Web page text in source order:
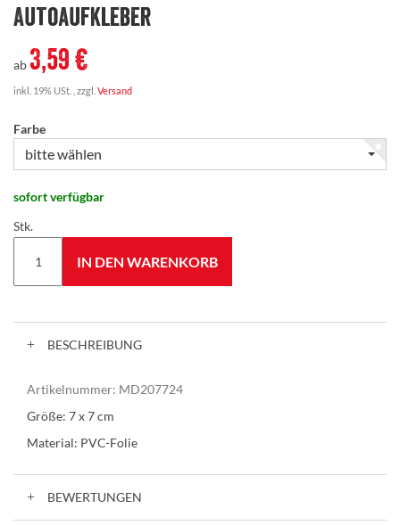
Autoaufkleber
ab 3,59 €
inkl. 19% USt. , zzgl. Versand
Farbe
bitte wählen
sofort verfügbar
Stk.
IN DEN WARENKORB
BESCHREIBUNG
Artikelnummer: MD207724
Größe: 7 x 7 cm
Material: PVC-Folie
BEWERTUNGEN